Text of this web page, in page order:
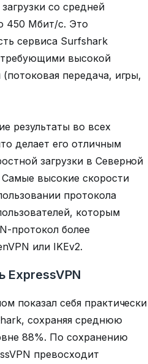
со средней
450 Мбит/с. Это
сервиса Surfshark
требующими высокой
передача, игры,
результаты во всех
делает его отличным
загрузки в Северной
высокие скорости
протокола
которым
протокол более
или IKEv2.
ExpressVPN
показал себя практически
сохраняя среднюю
88%. По сохранению
превосходит